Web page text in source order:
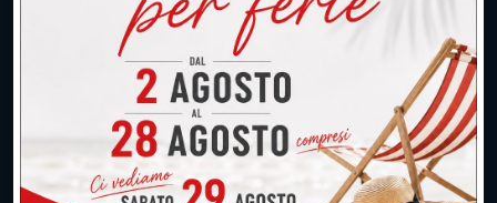
UNICA SEDE: CALCO (Lecco)
039.677.2778
039.677.2778